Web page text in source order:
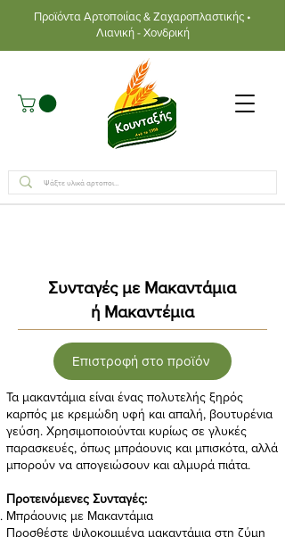
Προϊόντα Αρτοποιίας & Ζαχαροπλαστικής •
Λιανική - Χονδρική
Συνταγές με Μακαντάμια
ή Μακαντέμια
Επιστροφή στο προϊόν
Τα μακαντάμια είναι ένας πολυτελής ξηρός
καρπός με κρεμώδη υφή και απαλή, βουτυρένια
γεύση. Χρησιμοποιούνται κυρίως σε γλυκές
παρασκευές, όπως μπράουνις και μπισκότα, αλλά
μπορούν να απογειώσουν και αλμυρά πιάτα.
Προτεινόμενες Συνταγές:
Μπράουνις με Μακαντάμια
Προσθέστε ψιλοκομμένα μακαντάμια στη ζύμη